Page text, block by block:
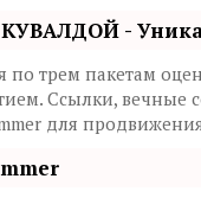
-
по трем пакетам
Ссылки, вечные
для